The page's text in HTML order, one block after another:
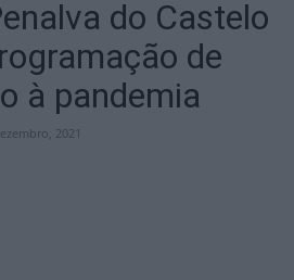
do Castelo
de
à pandemia
2021